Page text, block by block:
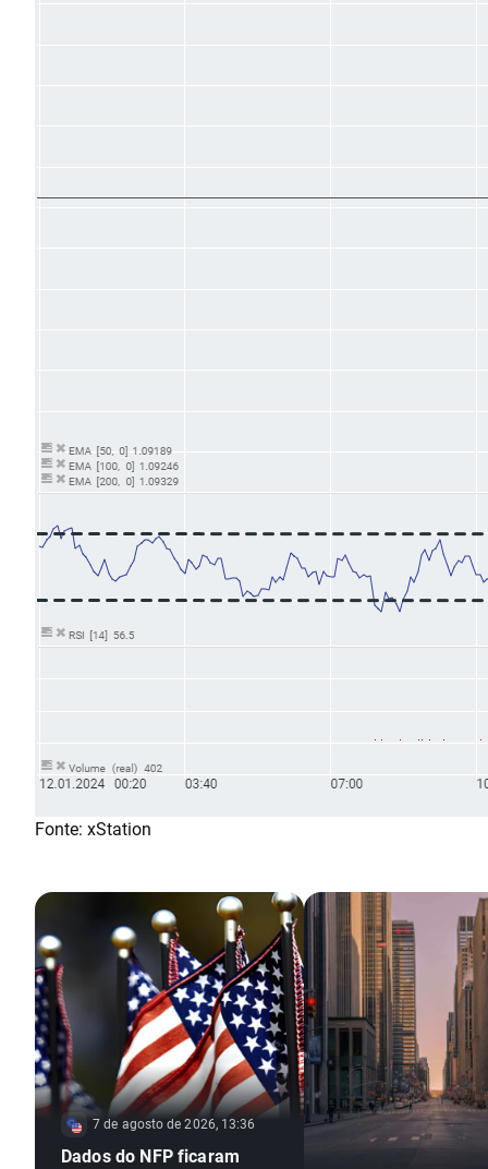
Fonte: xStation
7 de agosto de 2026, 13:36
Dados do NFP ficaram